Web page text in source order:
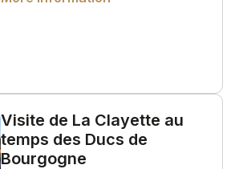
Visite de La Clayette au
temps des Ducs de
Bourgogne